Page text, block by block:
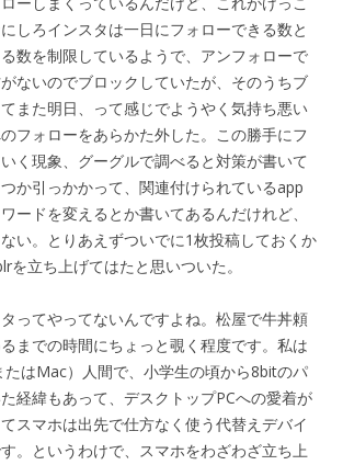
しろインスタは一日にフォローできる数と
数を制限しているようで、アンフォローで
ないのでブロックしていたが、そのうちブ
また明日、って感じでようやく気持ち悪い
フォローをあらかた外した。この勝手にフ
く現象、グーグルで調べると対策が書いて
か引っかかって、関連付けられているapp
ードを変えるとか書いてあるんだけれど、
い。とりあえずついでに1枚投稿しておくか
を立ち上げてはたと思いついた。
ってやってないんですよね。松屋で牛丼頼
までの時間にちょっと覗く程度です。私は
たはMac）人間で、小学生の頃から8bitのパ
経緯もあって、デスクトップPCへの愛着が
スマホは出先で仕方なく使う代替えデバイ
。というわけで、スマホをわざわざ立ち上